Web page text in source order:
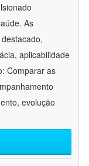
As
aplicabilidade
Comparar as
evolução